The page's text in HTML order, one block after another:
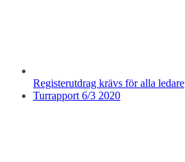
Registerutdrag krävs för alla ledare
Turrapport 6/3 2020